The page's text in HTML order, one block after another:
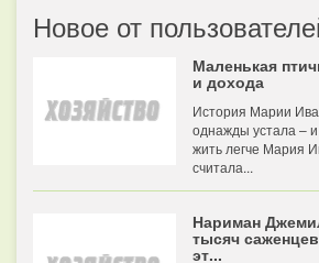
Новое от
Маленькая
и дохода
История Марии
однажды устала –
жить легче Мария
считала...
Нариман
тысяч
эт...